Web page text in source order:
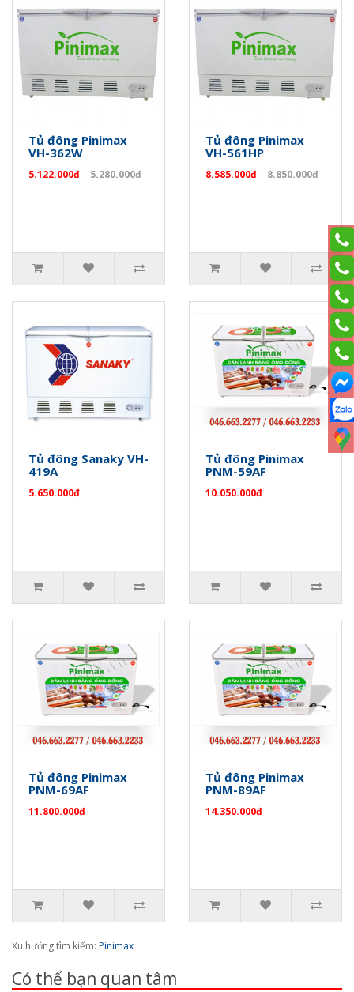
Tủ đông Pinimax
VH-362W
5.122.000đ 5.280.000đ
Tủ đông Pinimax
VH-561HP
8.585.000đ 8.850.000đ
Tủ đông Sanaky VH-
419A
5.650.000đ
Tủ đông Pinimax
PNM-59AF
10.050.000đ
Tủ đông Pinimax
PNM-69AF
11.800.000đ
Tủ đông Pinimax
PNM-89AF
14.350.000đ
Xu hướng tìm kiếm: Pinimax
Có thể bạn quan tâm